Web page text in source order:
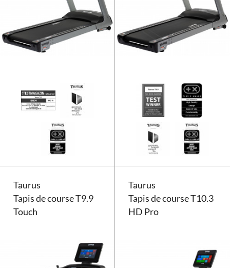
Taurus
Tapis de course T9.9
Touch
Taurus
Tapis de course T10.3
HD Pro